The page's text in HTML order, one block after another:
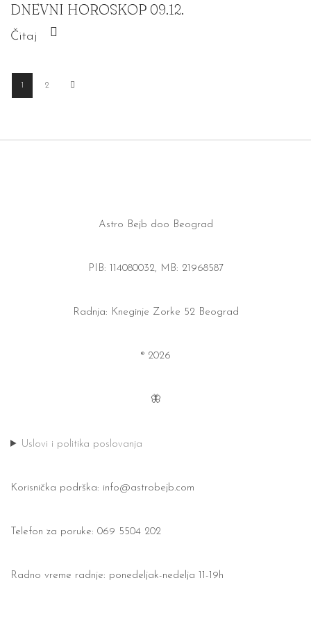
DNEVNI HOROSKOP 09.12.
Čitaj
1 2
Astro Bejb doo Beograd
PIB: 114080032, MB: 21968587
Radnja: Kneginje Zorke 52 Beograd
® 2026
🦋
Uslovi i politika poslovanja
Korisnička podrška: info@astrobejb.com
Telefon za poruke: 069 5504 202
Radno vreme radnje: ponedeljak-nedelja 11-19h